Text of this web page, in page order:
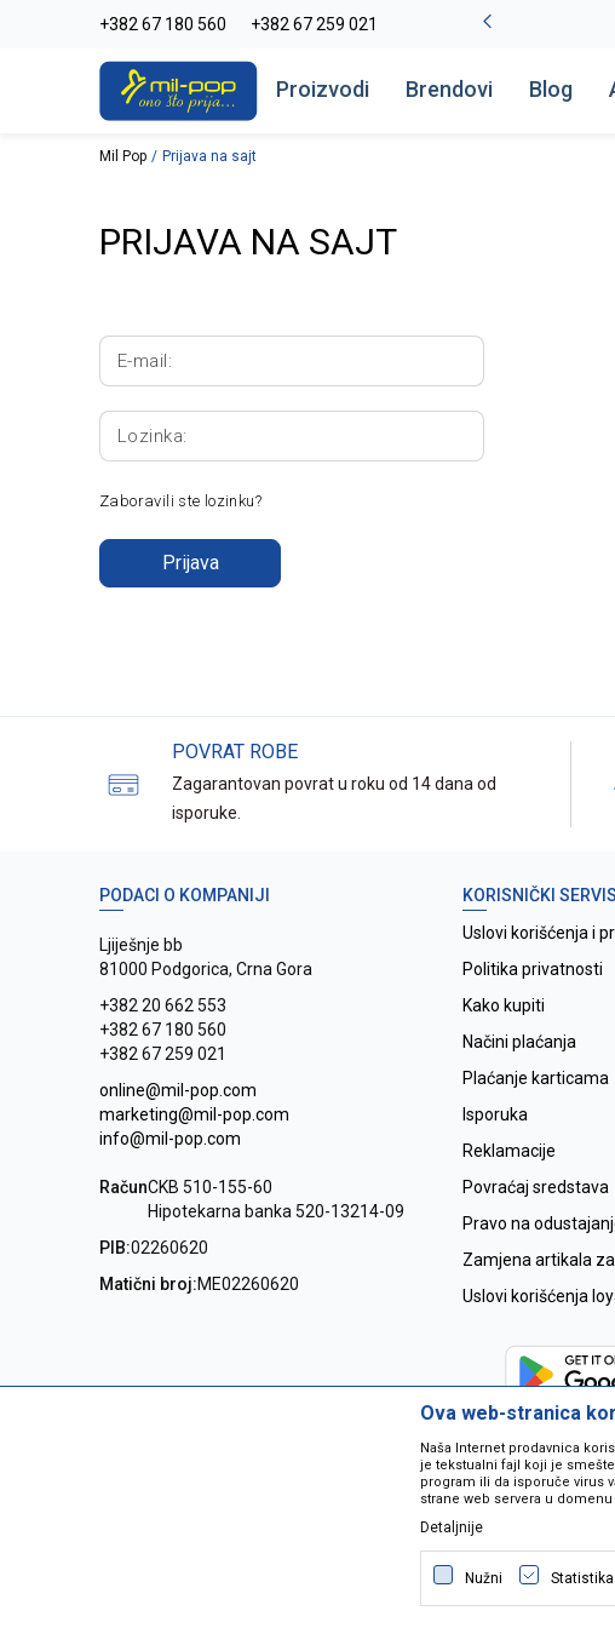
+382 67 180 560 +382 67 259 021
La Plage peškiri do -30% Pogledaj više
Proizvodi Brendovi Blog
Mil Pop Prijava na sajt
PRIJAVA NA SAJT
E-mail:
Lozinka:
Zaboravili ste lozinku?
Prijava
POVRAT ROBE
Zagarantovan povrat u roku od 14 dana od
isporuke.
PODACI O KOMPANIJI
Ljiješnje bb
81000 Podgorica, Crna Gora
+382 20 662 553
+382 67 180 560
+382 67 259 021
online@mil-pop.com
marketing@mil-pop.com
info@mil-pop.com
RačunCKB 510-155-60
Hipotekarna banka 520-13214-09
PIB:02260620
Matični broj:ME02260620
KORISNIČKI SERVIS
Uslovi korišćenja i
Politika privatnosti
Kako kupiti
Načini plaćanja
Plaćanje karticama
Isporuka
Reklamacije
Povraćaj sredstava
Pravo na
Zamjena artikala
Uslovi korišćenja
Nastojimo da budemo što precizniji u opisu
grešaka. Svi artikli na sajtu su dio naše
Ova web-stranica
Naša Internet prodavnica
je tekstualni fajl koji je
program ili da isporuče virus
strane web servera u
Detaljnije
Nužni Statistika